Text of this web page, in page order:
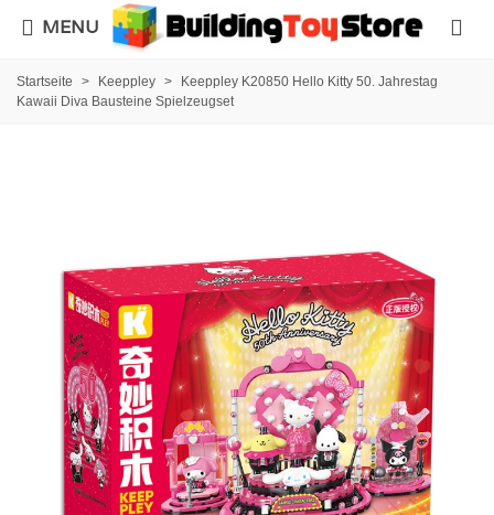
MENU
Startseite > Keeppley >
Keeppley K20850 Hello Kitty 50. Jahrestag
Kawaii Diva Bausteine Spielzeugset